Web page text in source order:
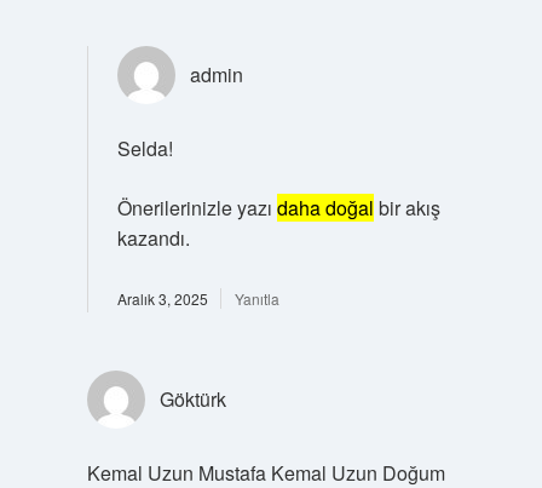
admin
Selda!
Önerilerinizle yazı daha doğal bir akış
kazandı.
Aralık 3, 2025 Yanıtla
Göktürk
Kemal Uzun Mustafa Kemal Uzun Doğum